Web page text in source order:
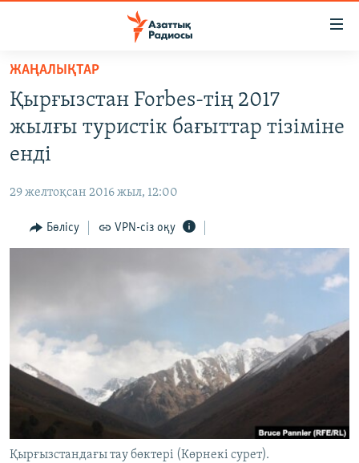
Skip
main
content
main
to
САЯСАТ
AZATTYQTV
АДАМ ҚҰҚЫҚТАРЫ
ӘЛЕУМЕТ
Русский
ЖАЗЫЛЫҢЫЗ
Басқа тілдерде
ЖАҢАЛЫҚТАР
Қырғызстан Forbes-тің 2017
жылғы туристік бағыттар тізіміне
енді
29 желтоқсан 2016 жыл, 12:00
Бөлісу VPN-сіз оқу
Қырғызстандағы тау бөктері (Көрнекі сурет).